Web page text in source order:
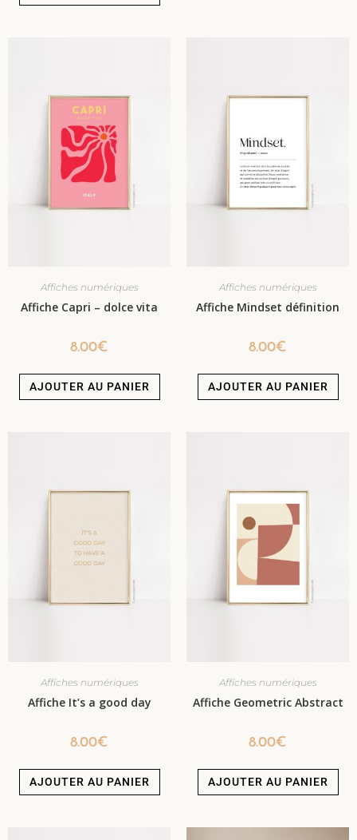
Affiches numériques
Affiche Capri – dolce vita
8.00€
AJOUTER AU PANIER
Affiches numériques
Affiche Mindset définition
8.00€
AJOUTER AU PANIER
Affiches numériques
Affiche It’s a good day
8.00€
AJOUTER AU PANIER
Affiches numériques
Affiche Geometric Abstract
8.00€
AJOUTER AU PANIER